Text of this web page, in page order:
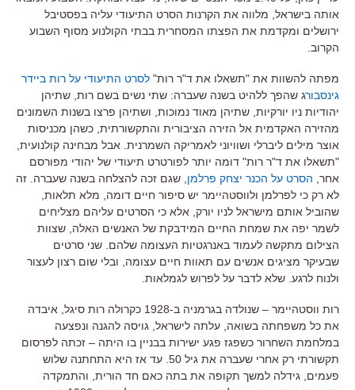
אותה בישראל, מלווה את הקרנות הסרט התיעודי עליה בפסטיבל
ירושלים ומקדמת את הפצתו המסחרית בבתי הקולנוע מסוף השבוע
הקרוב.
מפתה להשוות את "תשאלו את ד"ר רות" לסרט התיעודי על רות ביידר
גינסבורג שהפך ללהיט בשנה שעברה: שתי נשים בשם רות, שתיהן
יהודיות ניו יורקיות, שתיהן מאוד נמוכות, ושתיהן פרצו בשנות השמונים
מהזירה האקדמית אל הזירה הציבורית והתקשורתית, כשהן מכניסות
אוצר מילים ליברלי ושוויוני לאמריקה השמרנית. אבל מבחינה קולנועית,
"תשאלו את ד"ר רות" דומה יותר לפורטרט תיעודי של יהודי מפורסם
אחר, הסרט על הכנר יצחק פרלמן, שגם זכה להצלחה בשנה שעברה. זה
לא רק כי לפרלמן ולווסטהיימר יש סיפור חיים דומה, מלא תלאות,
שהוביל אותם מישראל לניו יורק, אלא כי הסרטים עליהם מצליחים
לשמר יפה את שמחת החיים המידבקת של האנשים האלה, שצוות
הצילום מתקשה לעמוד באנרגטיות העצומה שלהם. שני סרטים
שבעיקר מציגים אנשים עם תאוות חיים עצומה, ובלי שום רצון לעצור
ולנוח לרגע. שלא לדבר על לפרוש לגמלאות.
רות ווסטהיימר – שנולדה בגרמניה ב-1928 כקרולה רות סיגל, איבדה
את כל משפחתה בשואה, עלתה לישראל, גויסה להגנה ונפצעה
במלחמת השחרור כשפגז פגע ישירות בבניין בו היתה – זכתה לפרסום
תקשורתי רק אחרי שעברה את גיל 50. עד אז היא התחתנה שלוש
פעמים, גידלה למשך תקופה את בתה כאם חד הורית, והתמקדה